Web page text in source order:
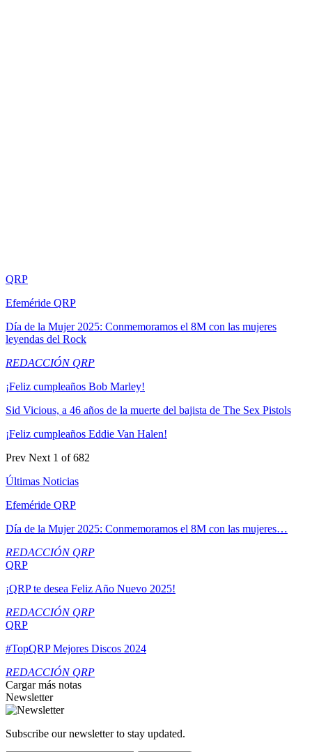
QRP
Efeméride QRP
Día de la Mujer 2025: Conmemoramos el 8M con las mujeres
leyendas del Rock
REDACCIÓN QRP
¡Feliz cumpleaños Bob Marley!
Sid Vicious, a 46 años de la muerte del bajista de The Sex Pistols
¡Feliz cumpleaños Eddie Van Halen!
Prev Next 1 of 682
Últimas Noticias
Efeméride QRP
Día de la Mujer 2025: Conmemoramos el 8M con las mujeres…
REDACCIÓN QRP
QRP
¡QRP te desea Feliz Año Nuevo 2025!
REDACCIÓN QRP
QRP
#TopQRP Mejores Discos 2024
REDACCIÓN QRP
Cargar más notas
Newsletter
Subscribe our newsletter to stay updated.